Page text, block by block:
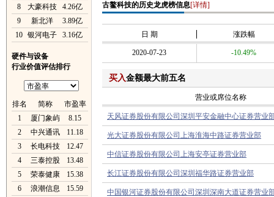
8
大豪科技
4.26亿
9
新北洋
3.89亿
10 银河电子 3.16亿
硬件与设备
行业价值评估排行
排名 简称
市盈率
1
厦门象屿
8.15
2
中兴通讯
11.18
3
长电科技
12.47
4
三泰控股
13.48
5
荣泰健康
15.38
6
浪潮信息
15.59
古鳌科技的历史龙虎榜信息[详情]
日 期 涨跌幅
2020-07-23 -10.49%
买入金额最大前五名
营业或席位名称
天风证券股份有限公司深圳平安金融中心证券营业
光大证券股份有限公司上海淮海中路证券营业部
中信证券股份有限公司上海安亭证券营业部
长江证券股份有限公司深圳福华路证券营业部
中国银河证券股份有限公司深圳深南大道证券营业